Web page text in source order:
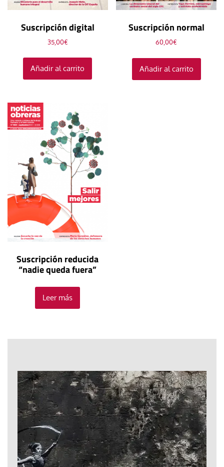
Suscripción digital
35,00€
Añadir al carrito
Suscripción normal
60,00€
Añadir al carrito
Suscripción reducida
“nadie queda fuera”
Leer más